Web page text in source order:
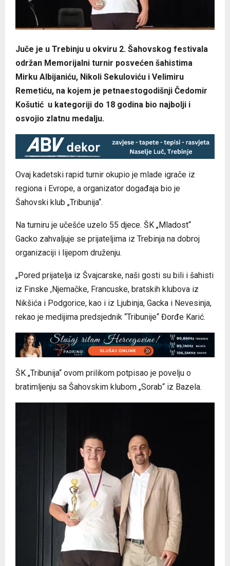
Juče je u Trebinju u okviru 2. Šahovskog festivala
održan Memorijalni turnir posvećen šahistima
Mirku Albijaniću, Nikoli Sekuloviću i Velimiru
Remetiću, na kojem je petnaestogodišnji Čedomir
Košutić u kategoriji do 18 godina bio najbolji i
osvojio zlatnu medalju.
Ovaj kadetski rapid turnir okupio je mlade igrače iz
regiona i Evrope, a organizator događaja bio je
Šahovski klub „Tribunija“.
Na turniru je učešće uzelo 55 djece. ŠK „Mladost“
Gacko zahvaljuje se prijateljima iz Trebinja na dobroj
organizaciji i lijepom druženju.
„Pored prijatelja iz Švajcarske, naši gosti su bili i šahisti
iz Finske ,Njemačke, Francuske, bratskih klubova iz
Nikšića i Podgorice, kao i iz Ljubinja, Gacka i Nevesinja,
rekao je medijima predsjednik “Tribunije“ Đorđe Karić.
ŠK „Tribunija“ ovom prilikom potpisao je povelju o
bratimljenju sa Šahovskim klubom „Sorab“ iz Bazela.